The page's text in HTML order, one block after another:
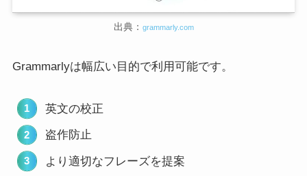
出典： grammarly.com
Grammarlyは幅広い目的で利用可能です。
英文の校正
盗作防止
より適切なフレーズを提案